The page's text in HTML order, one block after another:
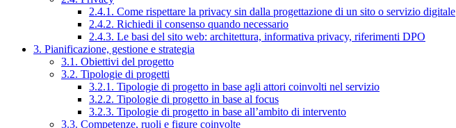
2.4.1. Come rispettare la privacy sin dalla progettazione di un sito o servizio digitale
2.4.2. Richiedi il consenso quando necessario
2.4.3. Le basi del sito web: architettura, informativa privacy, riferimenti DPO
3. Pianificazione, gestione e strategia
3.1. Obiettivi del progetto
3.2. Tipologie di progetti
3.2.1. Tipologie di progetto in base agli attori coinvolti nel servizio
3.2.2. Tipologie di progetto in base al focus
3.2.3. Tipologie di progetto in base all’ambito di intervento
3.3. Competenze, ruoli e figure coinvolte